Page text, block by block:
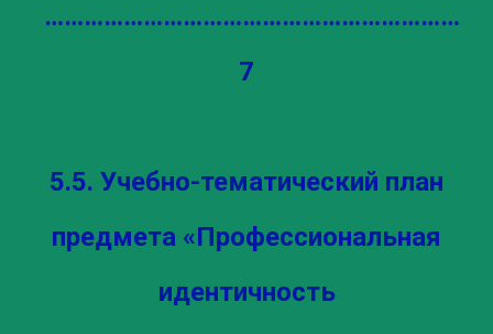
………………………………………………………
7
5.5. Учебно-тематический план
предмета «Профессиональная
идентичность